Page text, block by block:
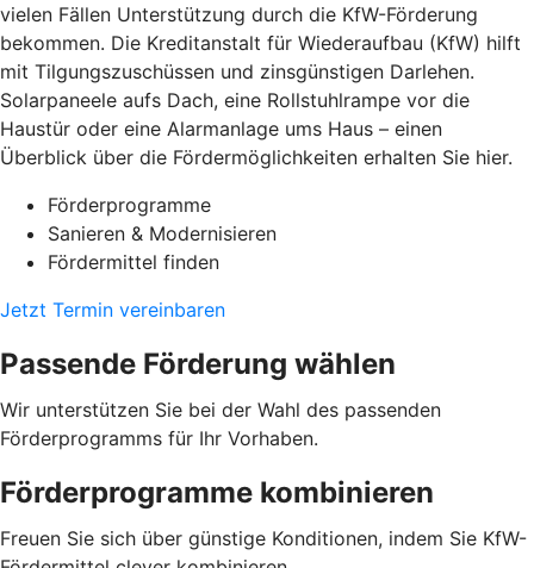
vielen Fällen Unterstützung durch die KfW-Förderung
bekommen. Die Kreditanstalt für Wiederaufbau (KfW) hilft
mit Tilgungszuschüssen und zinsgünstigen Darlehen.
Solarpaneele aufs Dach, eine Rollstuhlrampe vor die
Haustür oder eine Alarmanlage ums Haus – einen
Überblick über die Fördermöglichkeiten erhalten Sie hier.
Förderprogramme
Sanieren & Modernisieren
Fördermittel finden
Jetzt Termin vereinbaren
Passende Förderung wählen
Wir unterstützen Sie bei der Wahl des passenden
Förderprogramms für Ihr Vorhaben.
Förderprogramme kombinieren
Freuen Sie sich über günstige Konditionen, indem Sie KfW-